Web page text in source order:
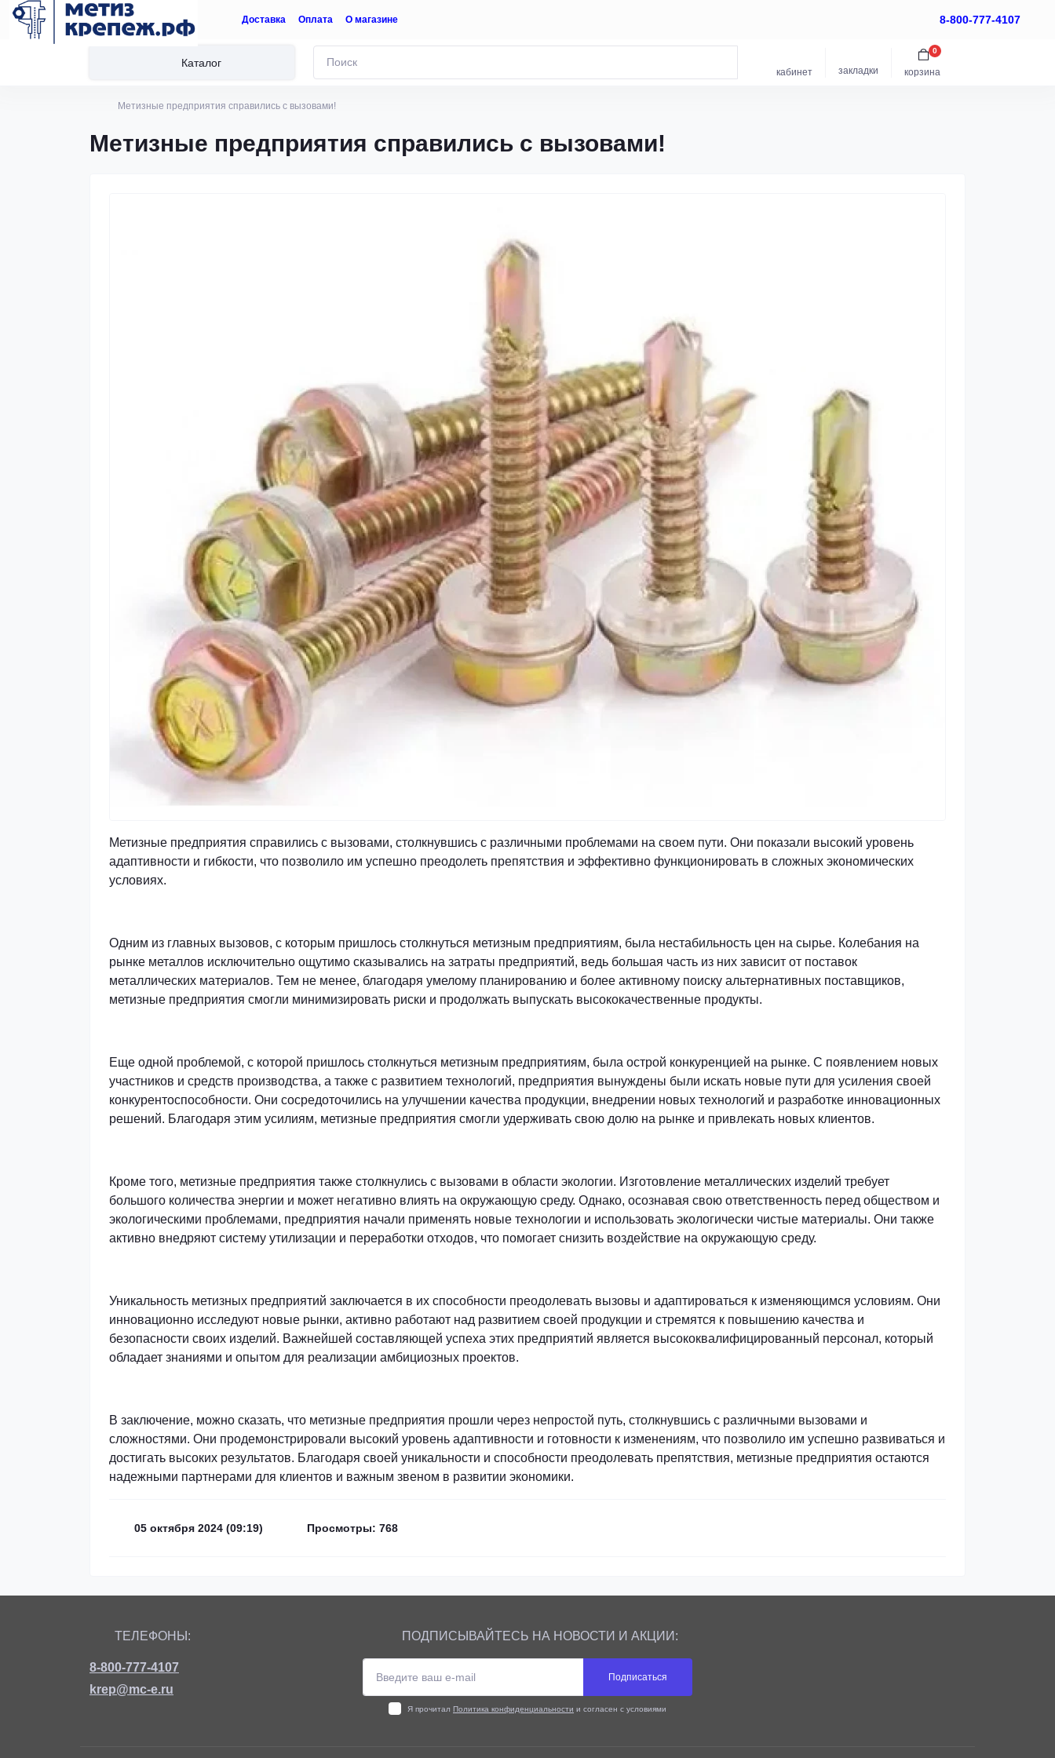
Доставка Оплата О магазине 8-800-777-4107
Каталог
кабинет закладки корзина
0
Метизные предприятия справились с вызовами!
Метизные предприятия справились с вызовами!
Метизные предприятия справились с вызовами, столкнувшись с различными проблемами на своем пути. Они показали высокий уровень
адаптивности и гибкости, что позволило им успешно преодолеть препятствия и эффективно функционировать в сложных экономических
условиях.
Одним из главных вызовов, с которым пришлось столкнуться метизным предприятиям, была нестабильность цен на сырье. Колебания на
рынке металлов исключительно ощутимо сказывались на затраты предприятий, ведь большая часть из них зависит от поставок
металлических материалов. Тем не менее, благодаря умелому планированию и более активному поиску альтернативных поставщиков,
метизные предприятия смогли минимизировать риски и продолжать выпускать высококачественные продукты.
Еще одной проблемой, с которой пришлось столкнуться метизным предприятиям, была острой конкуренцией на рынке. С появлением новых
участников и средств производства, а также с развитием технологий, предприятия вынуждены были искать новые пути для усиления своей
конкурентоспособности. Они сосредоточились на улучшении качества продукции, внедрении новых технологий и разработке инновационных
решений. Благодаря этим усилиям, метизные предприятия смогли удерживать свою долю на рынке и привлекать новых клиентов.
Кроме того, метизные предприятия также столкнулись с вызовами в области экологии. Изготовление металлических изделий требует
большого количества энергии и может негативно влиять на окружающую среду. Однако, осознавая свою ответственность перед обществом и
экологическими проблемами, предприятия начали применять новые технологии и использовать экологически чистые материалы. Они также
активно внедряют систему утилизации и переработки отходов, что помогает снизить воздействие на окружающую среду.
Уникальность метизных предприятий заключается в их способности преодолевать вызовы и адаптироваться к изменяющимся условиям. Они
инновационно исследуют новые рынки, активно работают над развитием своей продукции и стремятся к повышению качества и
безопасности своих изделий. Важнейшей составляющей успеха этих предприятий является высококвалифицированный персонал, который
обладает знаниями и опытом для реализации амбициозных проектов.
В заключение, можно сказать, что метизные предприятия прошли через непростой путь, столкнувшись с различными вызовами и
сложностями. Они продемонстрировали высокий уровень адаптивности и готовности к изменениям, что позволило им успешно развиваться и
достигать высоких результатов. Благодаря своей уникальности и способности преодолевать препятствия, метизные предприятия остаются
надежными партнерами для клиентов и важным звеном в развитии экономики.
05 октября 2024 (09:19) Просмотры: 768
ТЕЛЕФОНЫ:
8-800-777-4107
krep@mc-e.ru
ПОДПИСЫВАЙТЕСЬ НА НОВОСТИ И АКЦИИ:
Подписаться
Я прочитал Политика конфиденциальности и согласен с условиями